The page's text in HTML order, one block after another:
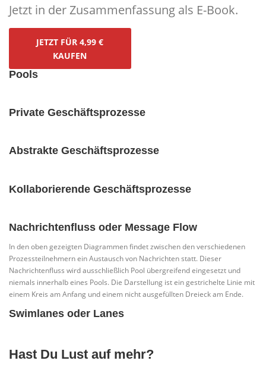
Jetzt in der Zusammenfassung als E-Book.
JETZT FÜR 4,99 €
KAUFEN
Pools
Private Geschäftsprozesse
Abstrakte Geschäftsprozesse
Kollaborierende Geschäftsprozesse
Nachrichtenfluss oder Message Flow
In den oben gezeigten Diagrammen findet zwischen den verschiedenen
Prozessteilnehmern ein Austausch von Nachrichten statt. Dieser
Nachrichtenfluss wird ausschließlich Pool übergreifend eingesetzt und
niemals innerhalb eines Pools. Die Darstellung ist ein gestrichelte Linie mit
einem Kreis am Anfang und einem nicht ausgefüllten Dreieck am Ende.
Swimlanes oder Lanes
Hast Du Lust auf mehr?